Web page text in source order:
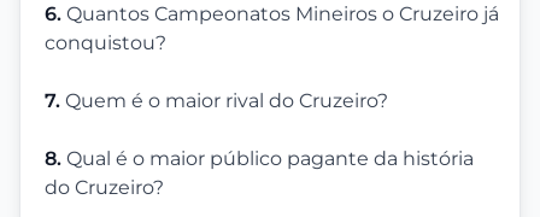
6. Quantos Campeonatos Mineiros o Cruzeiro já
conquistou?
7. Quem é o maior rival do Cruzeiro?
8. Qual é o maior público pagante da história
do Cruzeiro?